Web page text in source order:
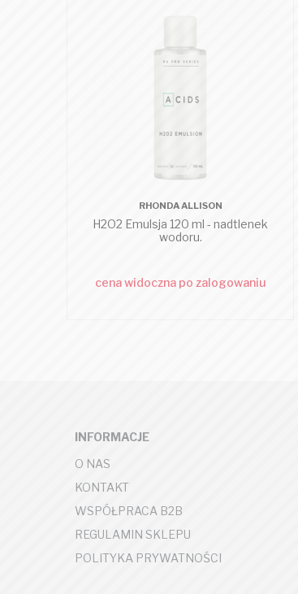
RHONDA ALLISON
H2O2 Emulsja 120 ml - nadtlenek
wodoru.
cena widoczna po zalogowaniu
INFORMACJE
O NAS
KONTAKT
WSPÓŁPRACA B2B
REGULAMIN SKLEPU
POLITYKA PRYWATNOŚCI